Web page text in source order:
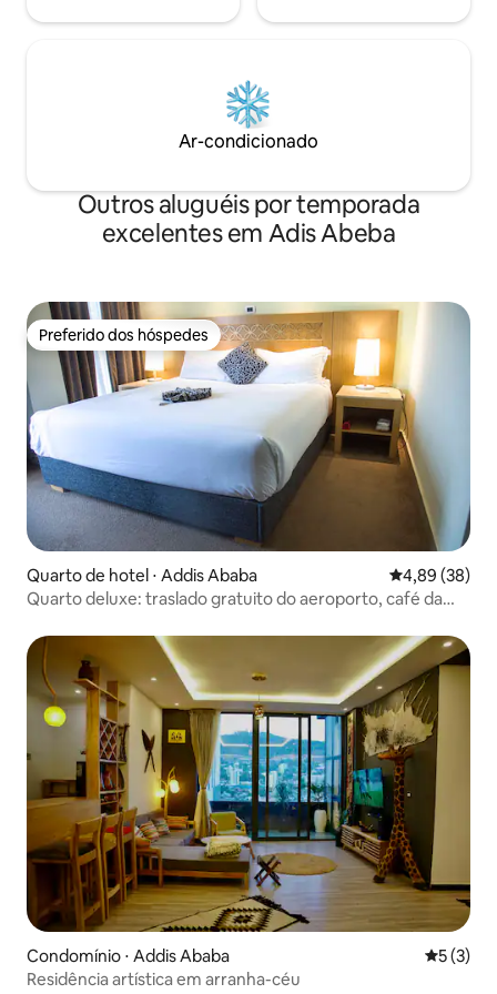
Ar-condicionado
Outros aluguéis por temporada
excelentes em Adis Abeba
Preferido dos hóspedes
Preferido dos hóspedes
Quarto de hotel ⋅ Addis Ababa 4,89 de uma
4,89 (38)
Quarto deluxe: traslado gratuito do aeroporto, café da
Condomínio ⋅ Addis Ababa 5 de
5 (3)
Residência artística em arranha-céu